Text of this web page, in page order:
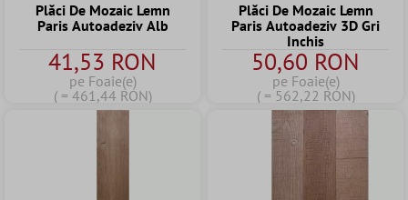
Plăci De Mozaic Lemn
Paris Autoadeziv Alb
41,53 RON
pe Foaie(e)
( = 461,44 RON)
Plăci De Mozaic Lemn
Paris Autoadeziv 3D Gri
Inchis
50,60 RON
pe Foaie(e)
( = 562,22 RON)